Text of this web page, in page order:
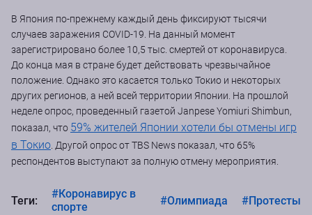
В Япония по-прежнему каждый день фиксируют тысячи
случаев заражения COVID-19. На данный момент
зарегистрировано более 10,5 тыс. смертей от коронавируса.
До конца мая в стране будет действовать чрезвычайное
положение. Однако это касается только Токио и некоторых
других регионов, а ней всей территории Японии. На прошлой
неделе опрос, проведенный газетой Janpese Yomiuri Shimbun,
показал, что 59% жителей Японии хотели бы отмены игр
в Токио . Другой опрос от TBS News показал, что 65%
респондентов выступают за полную отмену мероприятия.
Теги:
#Коронавирус в
спорте
#Олимпиада #Протесты